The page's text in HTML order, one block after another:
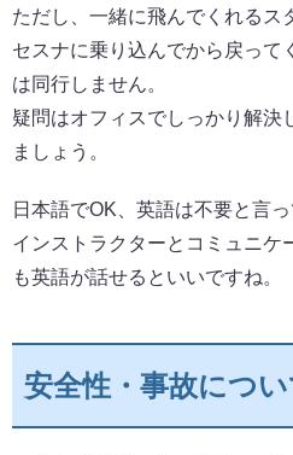
ただし、一緒に飛んでくれるス
セスナに乗り込んでから戻って
は同行しません。
疑問はオフィスでしっかり解決
ましょう。
日本語でOK、英語は不要と言っ
インストラクターとコミュニケ
も英語が話せるといいですね。
安全性・事故につい